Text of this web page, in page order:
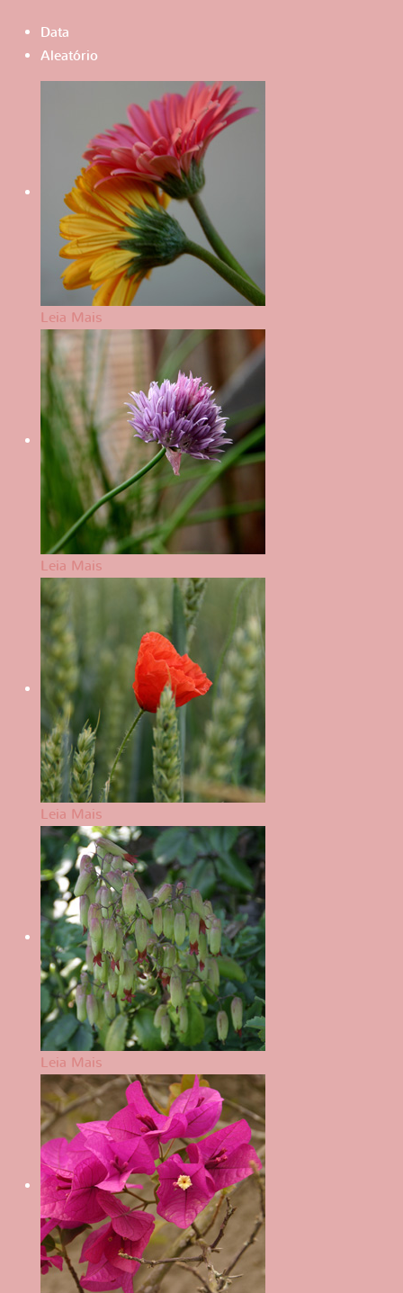
Data
Aleatório
Leia Mais
Leia Mais
Leia Mais
Leia Mais